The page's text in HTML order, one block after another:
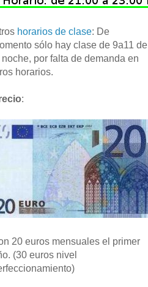
horarios de clase: De
sólo hay clase de 9a11 de
noche, por falta de demanda en
horarios.
:
20 euros mensuales el primer
(30 euros nivel